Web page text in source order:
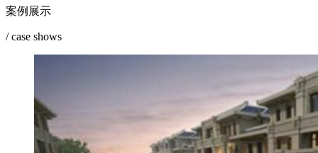
案例展示
/ case shows